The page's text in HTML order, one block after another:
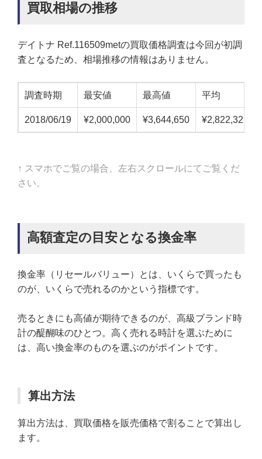
買取相場の推移
デイトナ Ref.116509metの買取価格調査は今回が初調
査となるため、相場推移の情報はありません。
調査時期 最安値 最高値 平均
2018/06/19 ¥2,000,000 ¥3,644,650 ¥2,822,325
↑ スマホでご覧の場合、左右スクロールにてご覧くだ
さい。
高額査定の目安となる換金率
換金率（リセールバリュー）とは、いくらで買ったも
のが、いくらで売れるのかという指標です。
売るときにも高値が期待できるのが、高級ブランド時
計の醍醐味のひとつ。高く売れる時計を選ぶために
は、高い換金率のものを選ぶのがポイントです。
算出方法
算出方法は、買取価格を販売価格で割ることで算出し
ます。